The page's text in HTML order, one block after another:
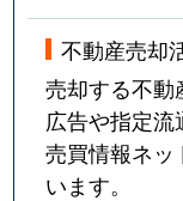
不動産売却
売却する不
広告や指定
売買情報ネ
います。